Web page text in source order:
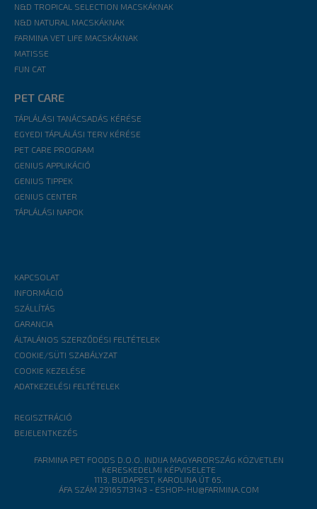
N&D TROPICAL SELECTION MACSKÁKNAK
N&D NATURAL MACSKÁKNAK
FARMINA VET LIFE MACSKÁKNAK
MATISSE
FUN CAT
PET CARE
TÁPLÁLÁSI TANÁCSADÁS KÉRÉSE
EGYEDI TÁPLÁLÁSI TERV KÉRÉSE
PET CARE PROGRAM
GENIUS APPLIKÁCIÓ
GENIUS TIPPEK
GENIUS CENTER
TÁPLÁLÁSI NAPOK
KAPCSOLAT
INFORMÁCIÓ
SZÁLLÍTÁS
GARANCIA
ÁLTALÁNOS SZERZŐDÉSI FELTÉTELEK
COOKIE/SÜTI SZABÁLYZAT
COOKIE KEZELÉSE
ADATKEZELÉSI FELTÉTELEK
REGISZTRÁCIÓ
BEJELENTKEZÉS
FARMINA PET FOODS D.O.O. INDIJA MAGYARORSZÁG KÖZVETLEN
KERESKEDELMI KÉPVISELETE
1113, BUDAPEST, KAROLINA ÚT 65.
ÁFA SZÁM 29165713143 - ESHOP-HU@FARMINA.COM